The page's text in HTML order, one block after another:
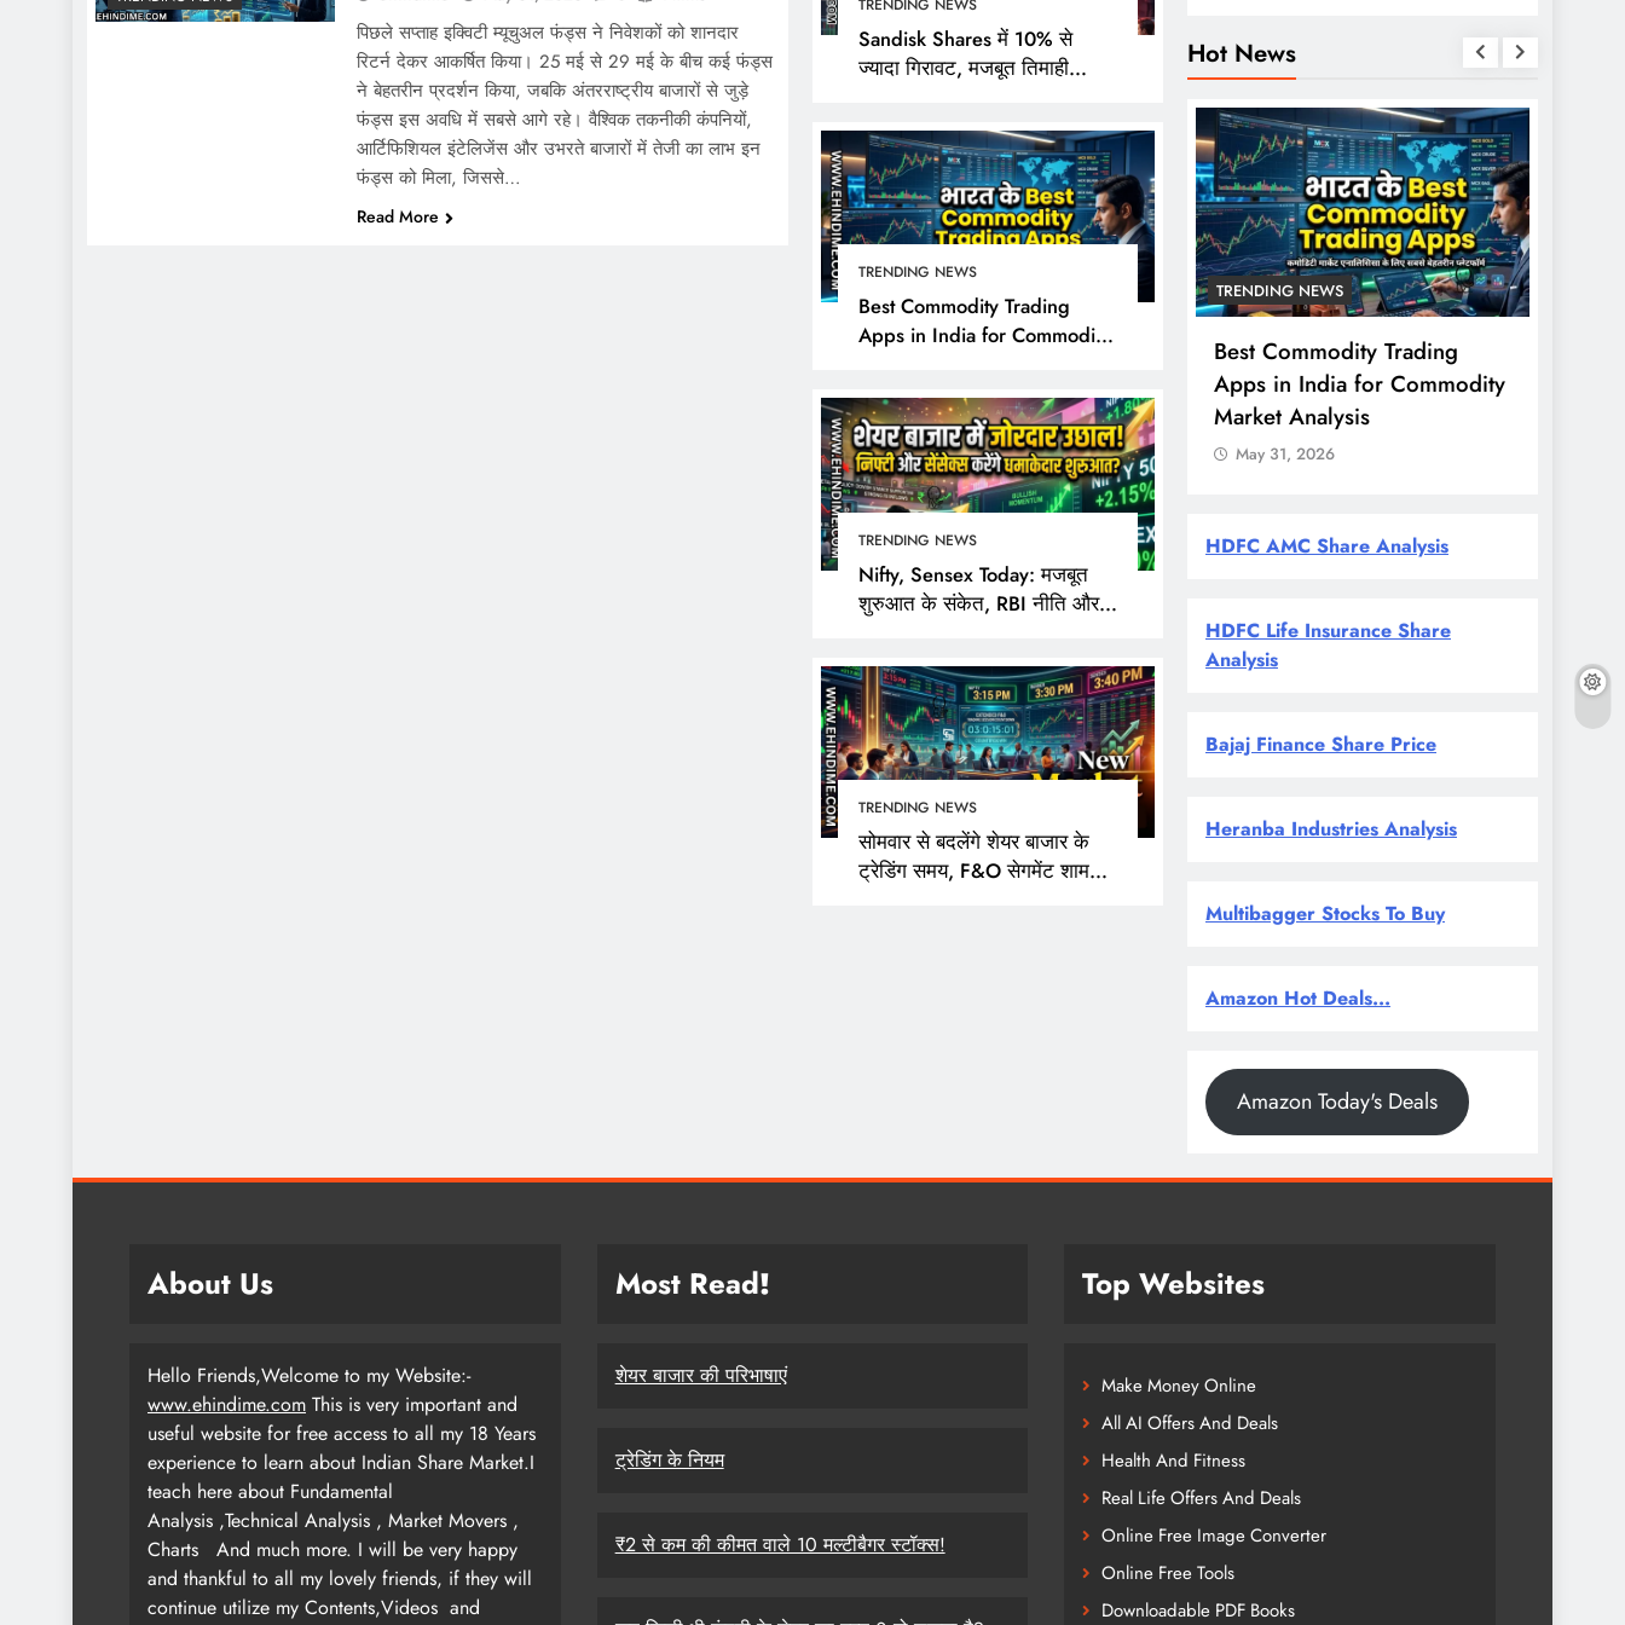
Sandisk Shares में 10% से
ज्यादा गिरावट, मजबूत तिमाही
निराश?
TRENDING NEWS
Best Commodity Trading
Apps in India for Commodity
TRENDING NEWS
Nifty, Sensex Today: मजबूत
शुरुआत के संकेत, RBI नीति और
TRENDING NEWS
सोमवार से बदलेंगे शेयर बाजार के
ट्रेडिंग समय, F&O सेगमेंट शाम
पिछले सप्ताह इक्विटी म्यूचुअल फंड्स ने निवेशकों को शानदार
रिटर्न देकर आकर्षित किया। 25 मई से 29 मई के बीच कई फंड्स
ने बेहतरीन प्रदर्शन किया, जबकि अंतरराष्ट्रीय बाजारों से जुड़े
फंड्स इस अवधि में सबसे आगे रहे। वैश्विक तकनीकी कंपनियों,
आर्टिफिशियल इंटेलिजेंस और उभरते बाजारों में तेजी का लाभ इन
फंड्स को मिला, जिससे…
Read More
Hot News
Sandisk Shares में 10% से ज्यादा
बावजूद निवेशक क्यों हुए निराश?
May 31, 2026
TRENDING NEWS
Best Commodity Trading
Apps in India for Commodity
Market Analysis
May 31, 2026
HDFC AMC Share Analysis
HDFC Life Insurance Share
Analysis
Bajaj Finance Share Price
Heranba Industries Analysis
Multibagger Stocks To Buy
Amazon Hot Deals...
Amazon Today's Deals
About Us
Hello Friends,Welcome to my Website:-
www.ehindime.com This is very important and
useful website for free access to all my 18 Years
experience to learn about Indian Share Market.I
teach here about Fundamental
Analysis ,Technical Analysis , Market Movers ,
Charts
And much more. I will be very happy
and thankful to all my lovely friends, if they will
continue utilize my Contents,Videos and
Most Read!
शेयर बाजार की परिभाषाएं
ट्रेडिंग के नियम
₹2 से कम की कीमत वाले 10 मल्टीबैगर स्टॉक्स!
Top Websites
Make Money Online
All AI Offers And Deals
Health And Fitness
Real Life Offers And Deals
Online Free Image Converter
Online Free Tools
Downloadable PDF Books